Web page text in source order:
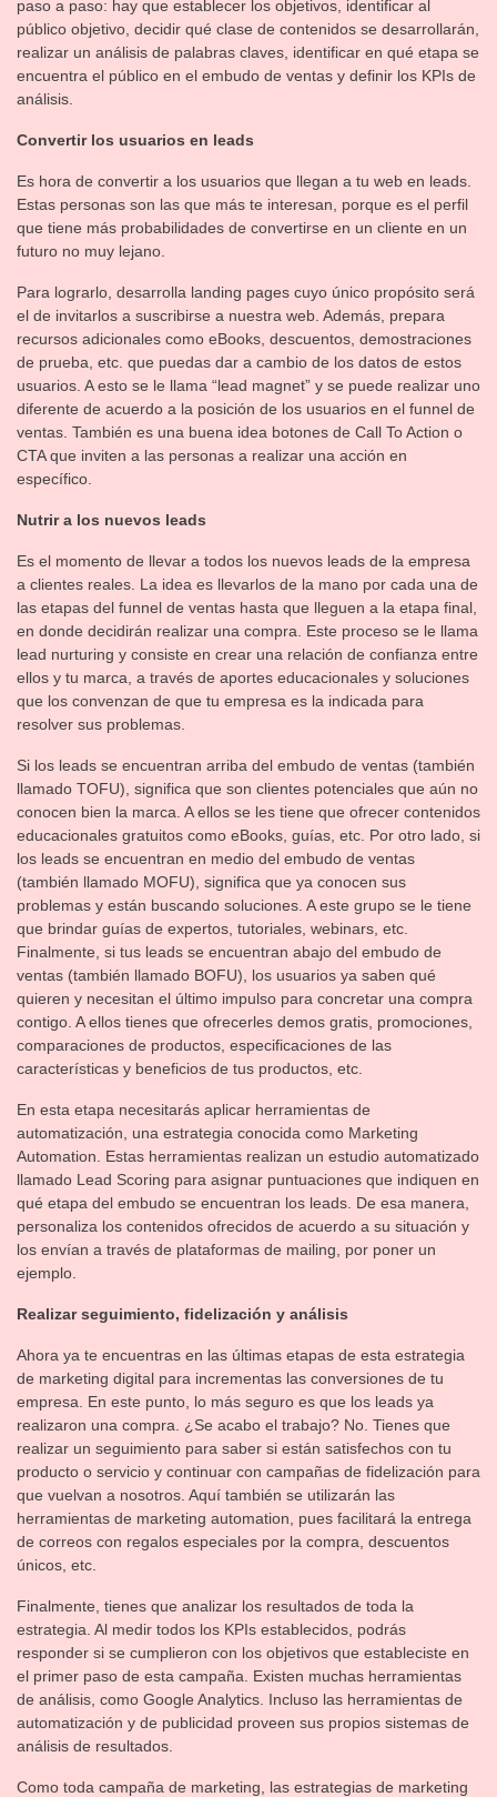
paso a paso: hay que establecer los objetivos, identificar al
público objetivo, decidir qué clase de contenidos se desarrollarán,
realizar un análisis de palabras claves, identificar en qué etapa se
encuentra el público en el embudo de ventas y definir los KPIs de
análisis.
Convertir los usuarios en leads
Es hora de convertir a los usuarios que llegan a tu web en leads.
Estas personas son las que más te interesan, porque es el perfil
que tiene más probabilidades de convertirse en un cliente en un
futuro no muy lejano.
Para lograrlo, desarrolla landing pages cuyo único propósito será
el de invitarlos a suscribirse a nuestra web. Además, prepara
recursos adicionales como eBooks, descuentos, demostraciones
de prueba, etc. que puedas dar a cambio de los datos de estos
usuarios. A esto se le llama “lead magnet” y se puede realizar uno
diferente de acuerdo a la posición de los usuarios en el funnel de
ventas. También es una buena idea botones de Call To Action o
CTA que inviten a las personas a realizar una acción en
específico.
Nutrir a los nuevos leads
Es el momento de llevar a todos los nuevos leads de la empresa
a clientes reales. La idea es llevarlos de la mano por cada una de
las etapas del funnel de ventas hasta que lleguen a la etapa final,
en donde decidirán realizar una compra. Este proceso se le llama
lead nurturing y consiste en crear una relación de confianza entre
ellos y tu marca, a través de aportes educacionales y soluciones
que los convenzan de que tu empresa es la indicada para
resolver sus problemas.
Si los leads se encuentran arriba del embudo de ventas (también
llamado TOFU), significa que son clientes potenciales que aún no
conocen bien la marca. A ellos se les tiene que ofrecer contenidos
educacionales gratuitos como eBooks, guías, etc. Por otro lado, si
los leads se encuentran en medio del embudo de ventas
(también llamado MOFU), significa que ya conocen sus
problemas y están buscando soluciones. A este grupo se le tiene
que brindar guías de expertos, tutoriales, webinars, etc.
Finalmente, si tus leads se encuentran abajo del embudo de
ventas (también llamado BOFU), los usuarios ya saben qué
quieren y necesitan el último impulso para concretar una compra
contigo. A ellos tienes que ofrecerles demos gratis, promociones,
comparaciones de productos, especificaciones de las
características y beneficios de tus productos, etc.
En esta etapa necesitarás aplicar herramientas de
automatización, una estrategia conocida como Marketing
Automation. Estas herramientas realizan un estudio automatizado
llamado Lead Scoring para asignar puntuaciones que indiquen en
qué etapa del embudo se encuentran los leads. De esa manera,
personaliza los contenidos ofrecidos de acuerdo a su situación y
los envían a través de plataformas de mailing, por poner un
ejemplo.
Realizar seguimiento, fidelización y análisis
Ahora ya te encuentras en las últimas etapas de esta estrategia
de marketing digital para incrementas las conversiones de tu
empresa. En este punto, lo más seguro es que los leads ya
realizaron una compra. ¿Se acabo el trabajo? No. Tienes que
realizar un seguimiento para saber si están satisfechos con tu
producto o servicio y continuar con campañas de fidelización para
que vuelvan a nosotros. Aquí también se utilizarán las
herramientas de marketing automation, pues facilitará la entrega
de correos con regalos especiales por la compra, descuentos
únicos, etc.
Finalmente, tienes que analizar los resultados de toda la
estrategia. Al medir todos los KPIs establecidos, podrás
responder si se cumplieron con los objetivos que estableciste en
el primer paso de esta campaña. Existen muchas herramientas
de análisis, como Google Analytics. Incluso las herramientas de
automatización y de publicidad proveen sus propios sistemas de
análisis de resultados.
Como toda campaña de marketing, las estrategias de marketing